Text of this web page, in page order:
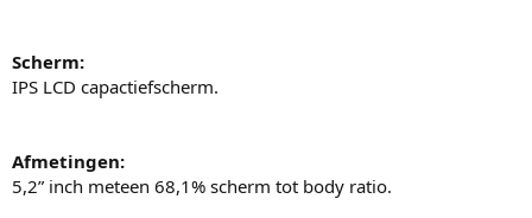
Scherm:
IPS LCD capactiefscherm.
Afmetingen:
5,2” inch meteen 68,1% scherm tot body ratio.